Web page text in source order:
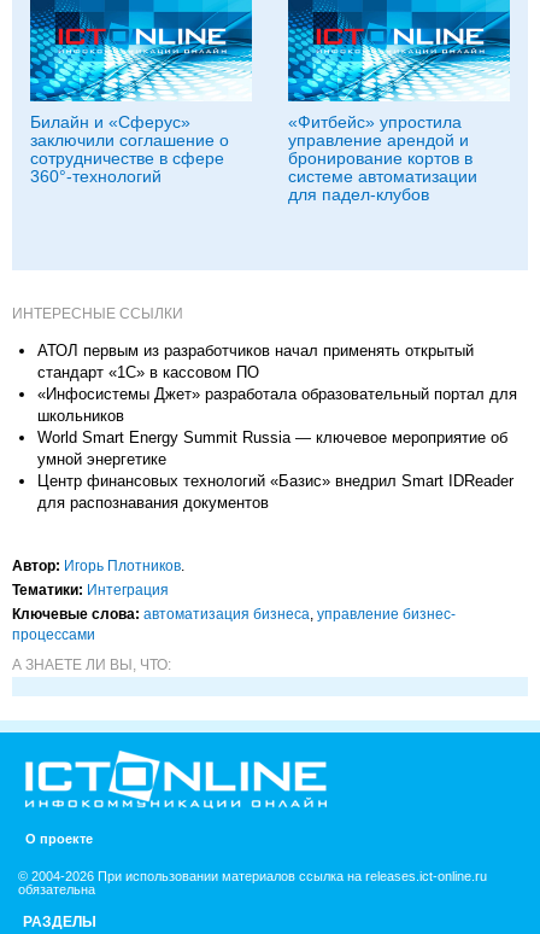
Билайн и «Сферус»
заключили соглашение о
сотрудничестве в сфере
360°-технологий
«Фитбейс» упростила
управление арендой и
бронирование кортов в
системе автоматизации
для падел-клубов
ИНТЕРЕСНЫЕ ССЫЛКИ
АТОЛ первым из разработчиков начал применять открытый
стандарт «1С» в кассовом ПО
«Инфосистемы Джет» разработала образовательный портал для
школьников
World Smart Energy Summit Russia — ключевое мероприятие об
умной энергетике
Центр финансовых технологий «Базис» внедрил Smart IDReader
для распознавания документов
Автор: Игорь Плотников.
Тематики: Интеграция
Ключевые слова: автоматизация бизнеса, управление бизнес-
процессами
А ЗНАЕТЕ ЛИ ВЫ, ЧТО:
О проекте
© 2004-2026 При использовании материалов ссылка на releases.ict-online.ru
обязательна
РАЗДЕЛЫ